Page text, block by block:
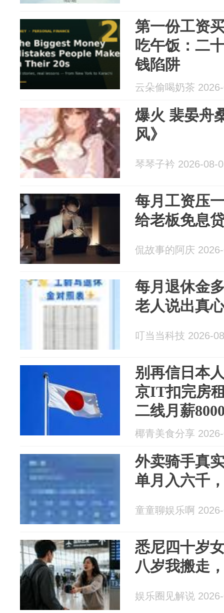
第一份工资
吃午饭：二
钱陷阱
云朵偷喝奶茶
爆火 裴晏舟桑榆《往事吹散成
风》
琴琴子衿 2026-08-
每月工资压
给老板免息
侃故事的阿庆
每月退休金
老人说出真
叮当当科技 2026-
别再信日本
京IT扣完房
二线月薪
椰青美食分享
外卖骑手真
单月入六千
童童聊娱乐啊
悉尼四十岁
八岁我搬走
娱乐圈见解说